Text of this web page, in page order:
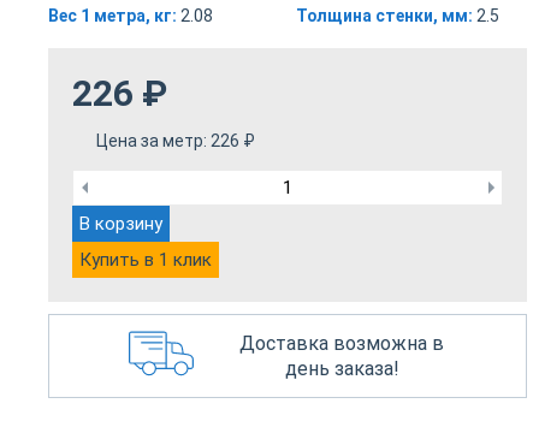
Вес 1 метра, кг: 2.08
Толщина стенки, мм: 2.5
226 ₽
Цена за метр: 226 ₽
В корзину
Купить в 1 клик
Доставка возможна в
день заказа!